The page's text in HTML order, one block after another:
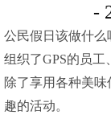
-
公民假日该做什
组织了GPS的员工
除了享用各种美
趣的活动。